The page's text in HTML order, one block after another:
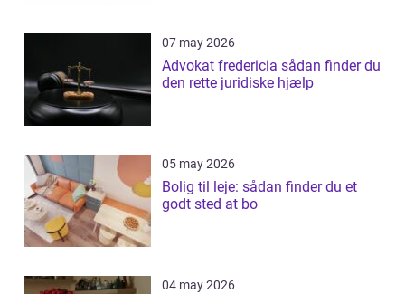
07 may 2026
Advokat fredericia sådan finder du
den rette juridiske hjælp
05 may 2026
Bolig til leje: sådan finder du et
godt sted at bo
04 may 2026